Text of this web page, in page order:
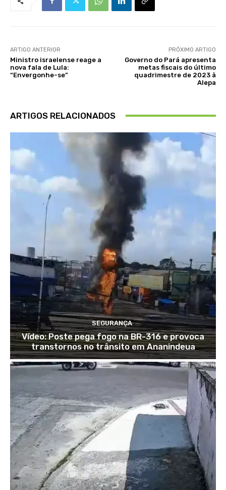
ARTIGO ANTERIOR
Ministro israelense reage a
nova fala de Lula:
“Envergonhe-se”
PRÓXIMO ARTIGO
Governo do Pará apresenta
metas fiscais do último
quadrimestre de 2023 à
Alepa
ARTIGOS RELACIONADOS
SEGURANÇA
Vídeo: Poste pega fogo na BR-316 e provoca
transtornos no trânsito em Ananindeua